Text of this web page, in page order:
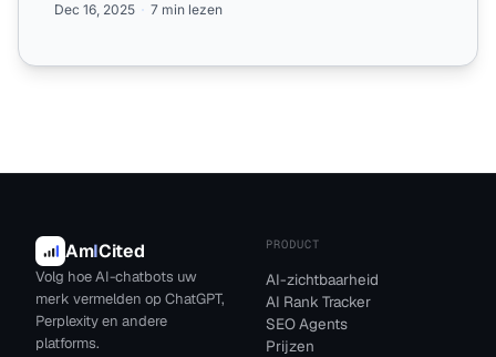
Dec 16, 2025 7 min lezen
AmICited
Volg hoe AI-chatbots uw
merk vermelden op ChatGPT,
Perplexity en andere
platforms.
PRODUCT
AI-zichtbaarheid
AI Rank Tracker
SEO Agents
Prijzen